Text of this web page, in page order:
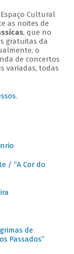
Cultural
as noites de
, que no
gratuitas da
o
de concertos
variadas, todas
.
/ “A Cor do
de
Passados”